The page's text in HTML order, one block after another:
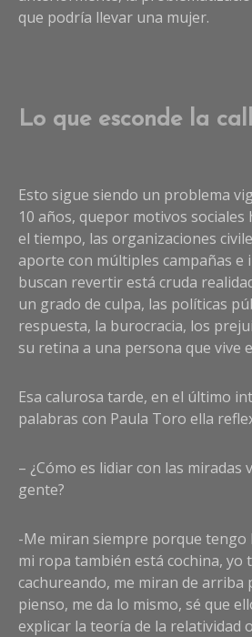
que podría llevar una mujer.
Lo que esconde la
Esto sigue siendo un problema
10 años, quepor motivos sociales
el tiempo, las organizaciones
aporte con múltiples campañas e
buscan revertir está cruda
un grado de culpa, las políticas
respuesta, la burocracia, los
su retina a una persona que vive
Esa calurosa tarde, en el último
palabras con Paula Toro ella
– ¿Cómo es lidiar con las miradas
gente?
-Me miran siempre porque tengo
mi ropa también está cochina, yo
cachureando, me miran de arriba
pienso, me da lo mismo, sé que
explicar la teoría de la relatividad